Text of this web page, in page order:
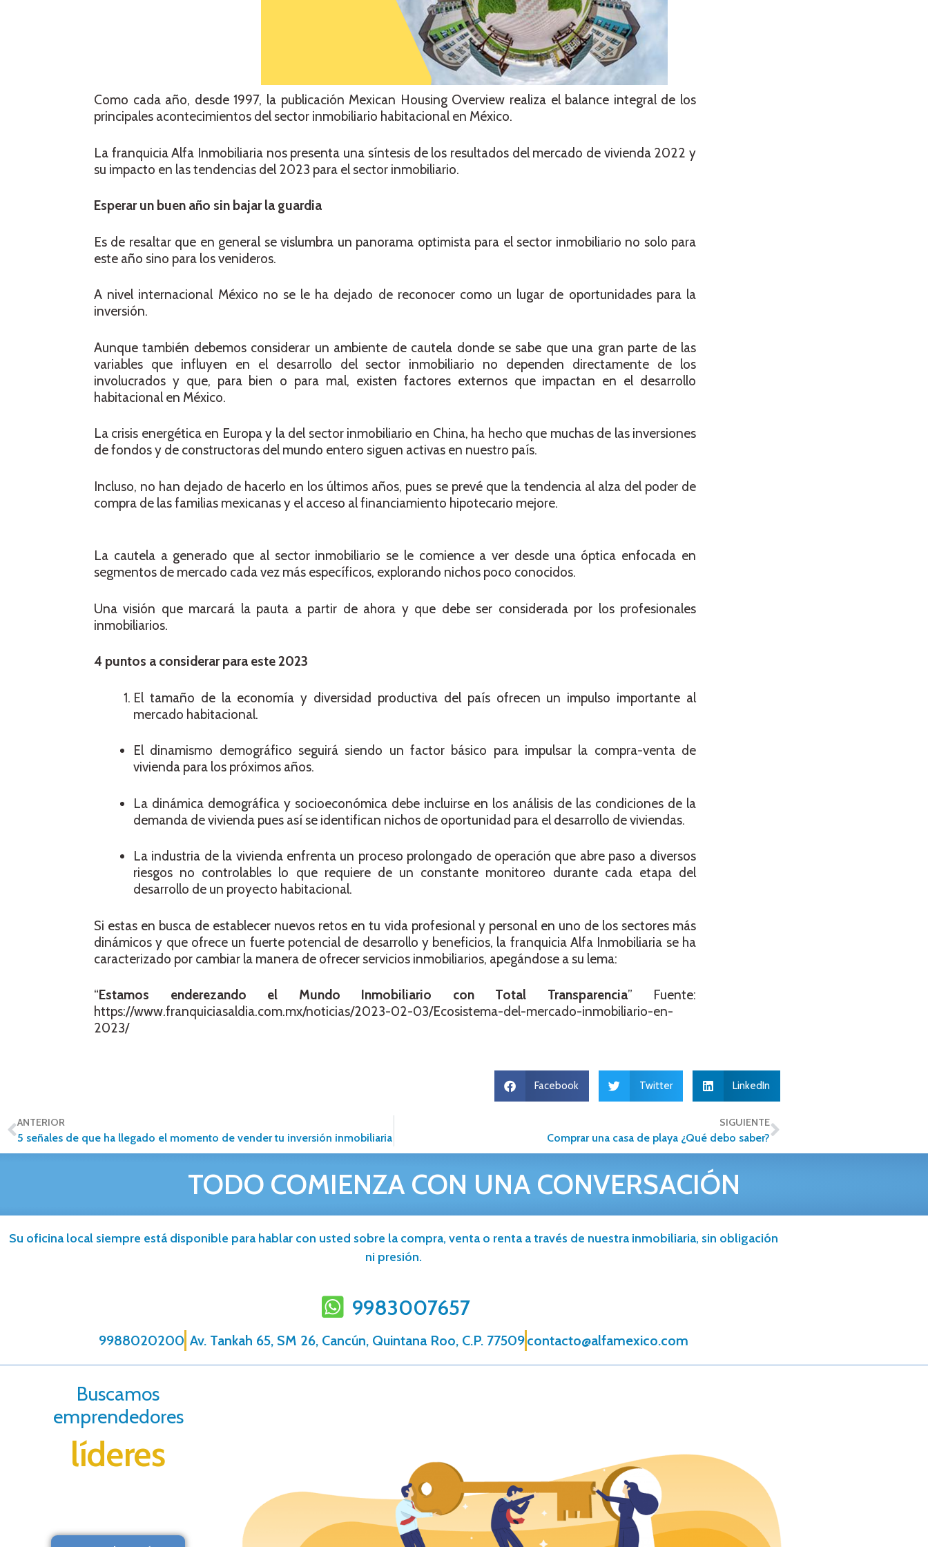
Como cada año, desde 1997, la publicación Mexican Housing Overview realiza el balance integral de los
principales acontecimientos del sector inmobiliario habitacional en México.
La franquicia Alfa Inmobiliaria nos presenta una síntesis de los resultados del mercado de vivienda 2022 y
su impacto en las tendencias del 2023 para el sector inmobiliario.
Esperar un buen año sin bajar la guardia
Es de resaltar que en general se vislumbra un panorama optimista para el sector inmobiliario no solo para
este año sino para los venideros.
A nivel internacional México no se le ha dejado de reconocer como un lugar de oportunidades para la
inversión.
Aunque también debemos considerar un ambiente de cautela donde se sabe que una gran parte de las
variables que influyen en el desarrollo del sector inmobiliario no dependen directamente de los
involucrados y que, para bien o para mal, existen factores externos que impactan en el desarrollo
habitacional en México.
La crisis energética en Europa y la del sector inmobiliario en China, ha hecho que muchas de las inversiones
de fondos y de constructoras del mundo entero siguen activas en nuestro país.
Incluso, no han dejado de hacerlo en los últimos años, pues se prevé que la tendencia al alza del poder de
compra de las familias mexicanas y el acceso al financiamiento hipotecario mejore.
La cautela a generado que al sector inmobiliario se le comience a ver desde una óptica enfocada en
segmentos de mercado cada vez más específicos, explorando nichos poco conocidos.
Una visión que marcará la pauta a partir de ahora y que debe ser considerada por los profesionales
inmobiliarios.
4 puntos a considerar para este 2023
El tamaño de la economía y diversidad productiva del país ofrecen un impulso importante al
mercado habitacional.
El dinamismo demográfico seguirá siendo un factor básico para impulsar la compra-venta de
vivienda para los próximos años.
La dinámica demográfica y socioeconómica debe incluirse en los análisis de las condiciones de la
demanda de vivienda pues así se identifican nichos de oportunidad para el desarrollo de viviendas.
La industria de la vivienda enfrenta un proceso prolongado de operación que abre paso a diversos
riesgos no controlables lo que requiere de un constante monitoreo durante cada etapa del
desarrollo de un proyecto habitacional.
Si estas en busca de establecer nuevos retos en tu vida profesional y personal en uno de los sectores más
dinámicos y que ofrece un fuerte potencial de desarrollo y beneficios, la franquicia Alfa Inmobiliaria se ha
caracterizado por cambiar la manera de ofrecer servicios inmobiliarios, apegándose a su lema:
“Estamos enderezando el Mundo Inmobiliario con Total Transparencia” Fuente:
https://www.franquiciasaldia.com.mx/noticias/2023-02-03/Ecosistema-del-mercado-inmobiliario-en-
2023/
Facebook Twitter LinkedIn
ANTERIOR
5 señales de que ha llegado el momento de vender tu inversión inmobiliaria
SIGUIENTE
Comprar una casa de playa ¿Qué debo saber?
TODO COMIENZA CON UNA CONVERSACIÓN
Su oficina local siempre está disponible para hablar con usted sobre la compra, venta o renta a través de nuestra inmobiliaria, sin obligación
ni presión.
9983007657
9988020200 Av. Tankah 65, SM 26, Cancún, Quintana Roo, C.P. 77509contacto@alfamexico.com
Buscamos
emprendedores
líderes